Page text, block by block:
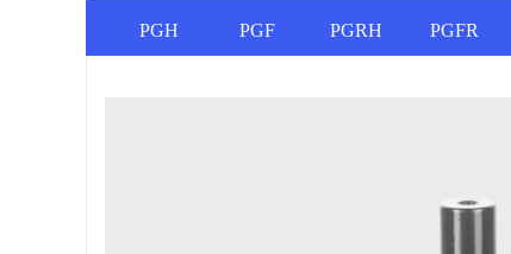
PGH PGF PGRH PGFR